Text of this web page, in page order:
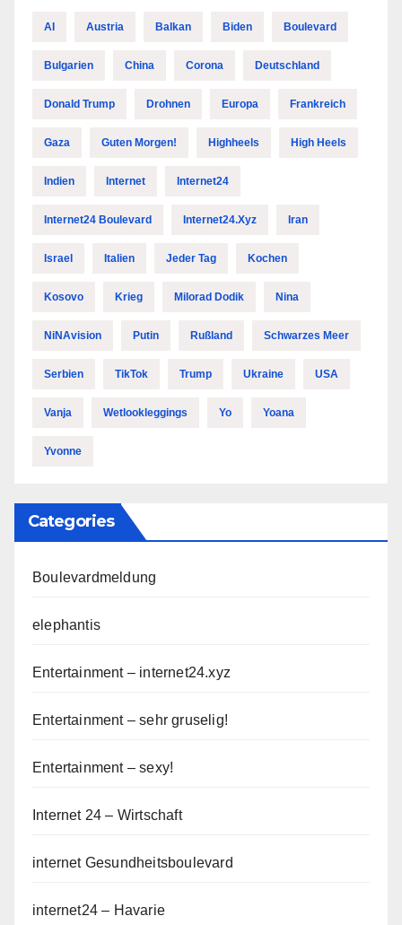
AI Austria Balkan Biden Boulevard
Bulgarien China Corona Deutschland
Donald Trump Drohnen Europa Frankreich
Gaza Guten Morgen! Highheels High Heels
Indien Internet Internet24
Internet24 Boulevard Internet24.xyz Iran
Israel Italien Jeder Tag Kochen
Kosovo Krieg Milorad Dodik Nina
NiNAvision Putin Rußland Schwarzes Meer
Serbien TikTok Trump Ukraine USA
Vanja Wetlookleggings Yo Yoana
Yvonne
Categories
Boulevardmeldung
elephantis
Entertainment – internet24.xyz
Entertainment – sehr gruselig!
Entertainment – sexy!
Internet 24 – Wirtschaft
internet Gesundheitsboulevard
internet24 – Havarie